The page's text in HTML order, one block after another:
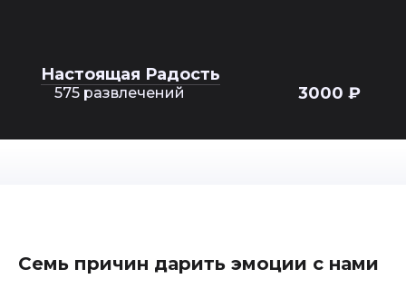
Настоящая Радость
575 развлечений 3000 ₽
Семь причин дарить эмоции с нами